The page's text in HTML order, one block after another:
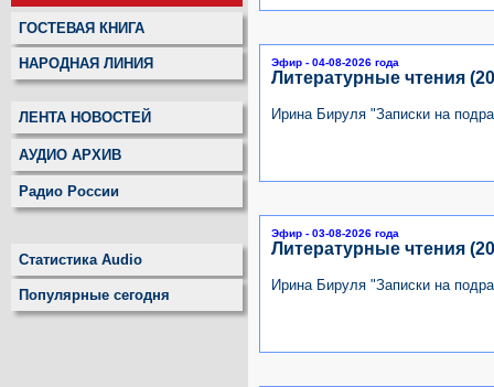
ГОСТЕВАЯ КНИГА
НАРОДНАЯ ЛИНИЯ
ЛЕНТА НОВОСТЕЙ
АУДИО АРХИВ
Радио России
Статистика Audio
Популярные сегодня
Эфир - 04-08-2026 года
Литературные чтения
Ирина Бируля "Записки на
Эфир - 03-08-2026 года
Литературные чтения
Ирина Бируля "Записки на